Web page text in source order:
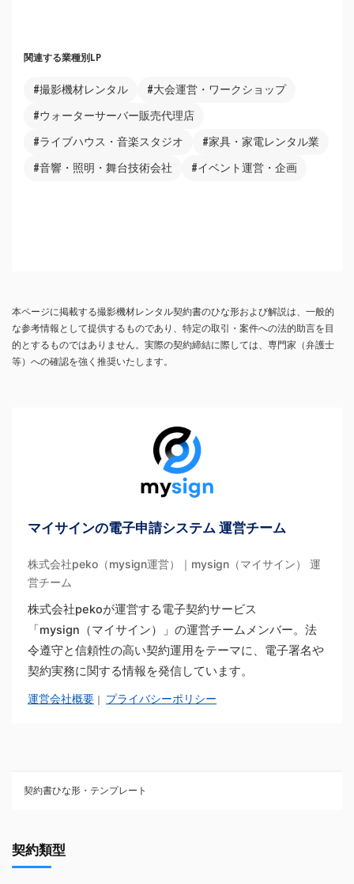
関連する業種別LP
#撮影機材レンタル #大会運営・ワークショップ
#ウォーターサーバー販売代理店
#ライブハウス・音楽スタジオ #家具・家電レンタル業
#音響・照明・舞台技術会社 #イベント運営・企画
本ページに掲載する撮影機材レンタル契約書のひな形および解説は、一般的
な参考情報として提供するものであり、特定の取引・案件への法的助言を目
的とするものではありません。実際の契約締結に際しては、専門家（弁護士
等）への確認を強く推奨いたします。
マイサインの電子申請システム 運営チーム
株式会社peko（mysign運営）｜mysign（マイサイン） 運
営チーム
株式会社pekoが運営する電子契約サービス
「mysign（マイサイン）」の運営チームメンバー。法
令遵守と信頼性の高い契約運用をテーマに、電子署名や
契約実務に関する情報を発信しています。
運営会社概要 ｜ プライバシーポリシー
契約書ひな形・テンプレート
NDA（秘密保持契約）
契約類型